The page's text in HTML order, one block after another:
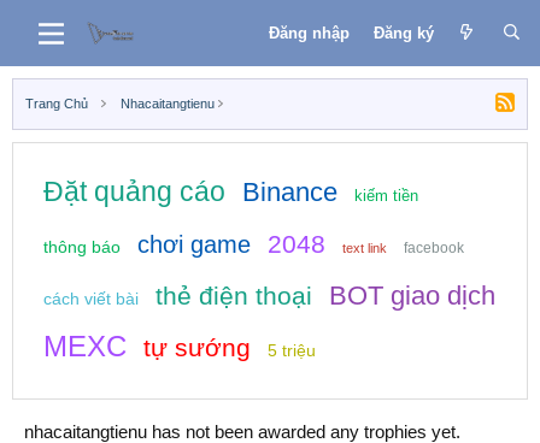
Đăng nhập Đăng ký
Trang Chủ Nhacaitangtienu
Đặt quảng cáo Binance kiếm tiền
thông báo chơi game 2048 text link facebook
cách viết bài thẻ điện thoại BOT giao dịch
MEXC tự sướng 5 triệu
nhacaitangtienu has not been awarded any trophies yet.